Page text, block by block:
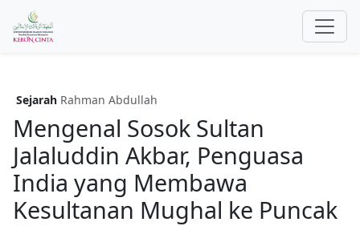
Sejarah Rahman Abdullah
Mengenal Sosok Sultan
Jalaluddin Akbar, Penguasa
India yang Membawa
Kesultanan Mughal ke Puncak